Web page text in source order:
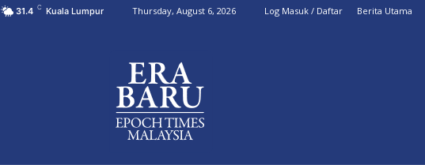
31.4 C Kuala Lumpur Thursday, August 6, 2026 Log Masuk / Daftar Berita Utama